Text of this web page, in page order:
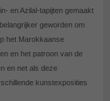
en Azilal-tapijten gemaakt
geworden om
het Marokkaanse
en het patroon van de
en net als deze
kunstexposities